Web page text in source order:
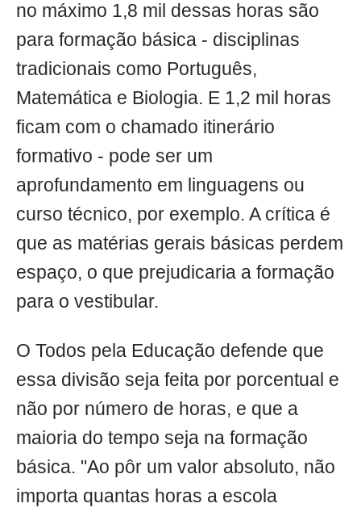
no máximo 1,8 mil dessas horas são
para formação básica - disciplinas
tradicionais como Português,
Matemática e Biologia. E 1,2 mil horas
ficam com o chamado itinerário
formativo - pode ser um
aprofundamento em linguagens ou
curso técnico, por exemplo. A crítica é
que as matérias gerais básicas perdem
espaço, o que prejudicaria a formação
para o vestibular.
O Todos pela Educação defende que
essa divisão seja feita por porcentual e
não por número de horas, e que a
maioria do tempo seja na formação
básica. "Ao pôr um valor absoluto, não
importa quantas horas a escola